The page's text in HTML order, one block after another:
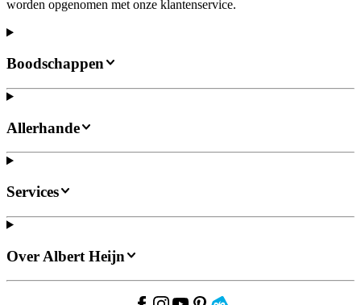
worden opgenomen met onze klantenservice.
Boodschappen
Allerhande
Services
Over Albert Heijn